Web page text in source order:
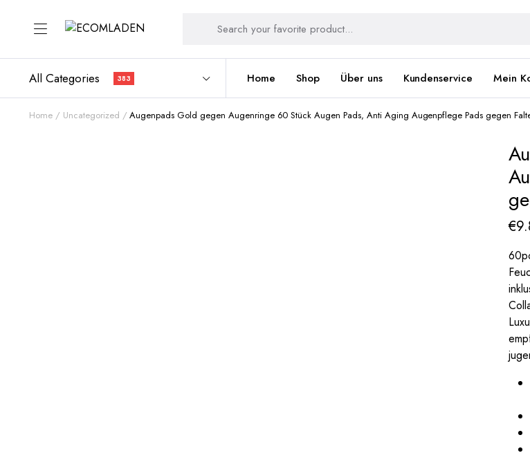
All Categories 383 Home Shop Über uns Kundenservice Mein
Home Uncategorized Augenpads Gold gegen Augenringe 60 Stück Augen Pads, Anti Aging Augenpflege Pads gegen
€